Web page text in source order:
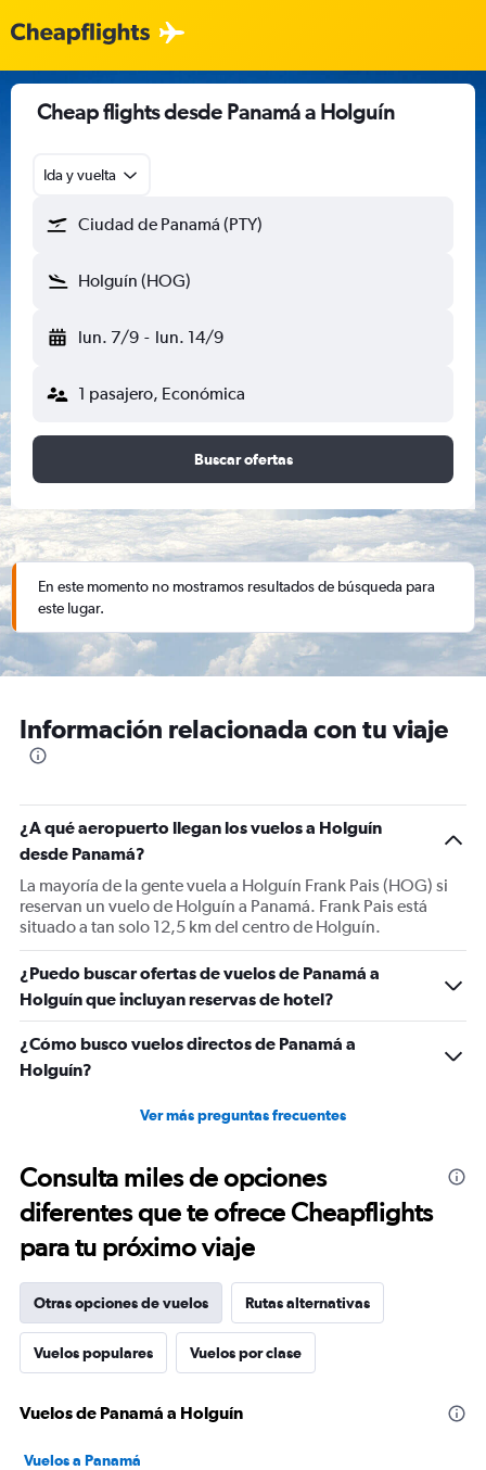
Cheap flights desde Panamá a Holguín
Ida y vuelta
Ciudad de Panamá (PTY)
Holguín (HOG)
lun. 7/9 - lun. 14/9
1 pasajero, Económica
Buscar ofertas
En este momento no mostramos resultados de búsqueda para
este lugar.
Información relacionada con tu viaje
¿A qué aeropuerto llegan los vuelos a Holguín
desde Panamá?
La mayoría de la gente vuela a Holguín Frank Pais (HOG) si
reservan un vuelo de Holguín a Panamá. Frank Pais está
situado a tan solo 12,5 km del centro de Holguín.
¿Puedo buscar ofertas de vuelos de Panamá a
Holguín que incluyan reservas de hotel?
¿Cómo busco vuelos directos de Panamá a
Holguín?
Ver más preguntas frecuentes
Consulta miles de opciones
diferentes que te ofrece Cheapflights
para tu próximo viaje
Otras opciones de vuelos Rutas alternativas
Vuelos populares Vuelos por clase
Vuelos de Panamá a Holguín
Vuelos a Panamá